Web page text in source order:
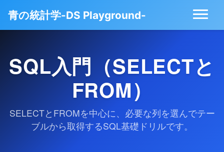
青の統計学-DS Playground-
SQL入門（SELECTと
FROM）
SELECTとFROMを中心に、必要な列を選んでテー
ブルから取得するSQL基礎ドリルです。